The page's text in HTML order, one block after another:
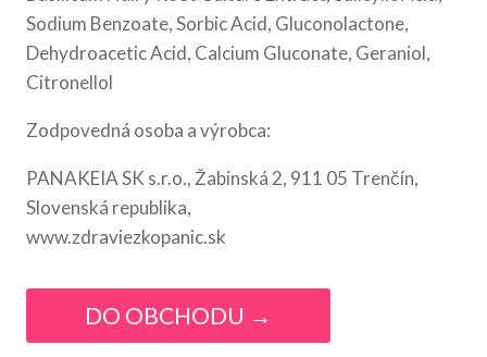
Sodium Benzoate, Sorbic Acid, Gluconolactone,
Dehydroacetic Acid, Calcium Gluconate, Geraniol,
Citronellol
Zodpovedná osoba a výrobca:
PANAKEIA SK s.r.o., Žabinská 2, 911 05 Trenčín,
Slovenská republika,
www.zdraviezkopanic.sk
DO OBCHODU →